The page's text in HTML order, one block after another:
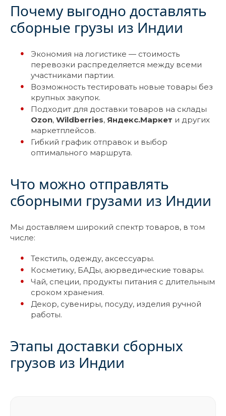
Почему выгодно доставлять
сборные грузы из Индии
Экономия на логистике — стоимость
перевозки распределяется между всеми
участниками партии.
Возможность тестировать новые товары без
крупных закупок.
Подходит для доставки товаров на склады
Ozon,Wildberries, Яндекс.Маркет и других
маркетплейсов.
Гибкий график отправок и выбор
оптимального маршрута.
Что можно отправлять
сборными грузами из Индии
Мы доставляем широкий спектр товаров, в том
числе:
Текстиль, одежду, аксессуары.
Косметику, БАДы, аюрведические товары.
Чай, специи, продукты питания с длительным
сроком хранения.
Декор, сувениры, посуду, изделия ручной
работы.
Этапы доставки сборных
грузов из Индии